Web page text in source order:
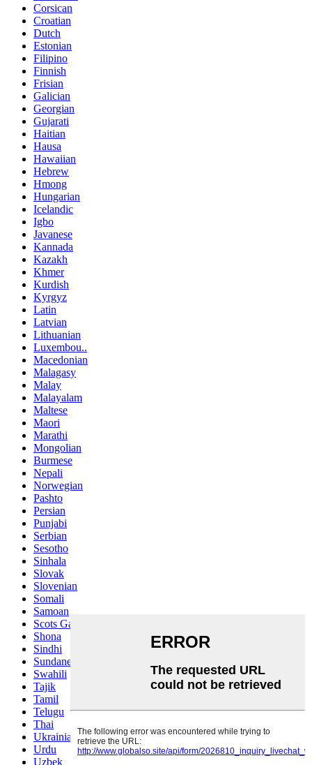
Corsican
Croatian
Dutch
Estonian
Filipino
Finnish
Frisian
Galician
Georgian
Gujarati
Haitian
Hausa
Hawaiian
Hebrew
Hmong
Hungarian
Icelandic
Igbo
Javanese
Kannada
Kazakh
Khmer
Kurdish
Kyrgyz
Latin
Latvian
Lithuanian
Luxembou..
Macedonian
Malagasy
Malay
Malayalam
Maltese
Maori
Marathi
Mongolian
Burmese
Nepali
Norwegian
Pashto
Persian
Punjabi
Serbian
Sesotho
Sinhala
Slovak
Slovenian
Somali
Samoan
Scots Gaelic
Shona
Sindhi
Sundanese
Swahili
Tajik
Tamil
Telugu
Thai
Ukrainian
Urdu
Uzbek